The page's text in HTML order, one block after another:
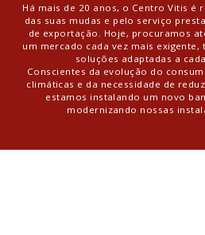
Há mais de 20 anos, o Centro Vitis é
das suas mudas e pelo serviço
de exportação. Hoje, procuramos
um mercado cada vez mais
soluções adaptadas a
Conscientes da evolução do
climáticas e da necessidade de
estamos instalando um novo
modernizando nossas